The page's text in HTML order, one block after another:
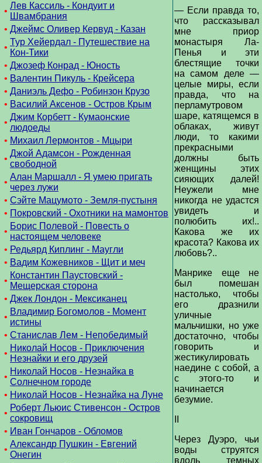
•
Лев Кассиль - Кондуит и
Швамбрания
• Джеймс Оливер Кервуд - Казан
•
Тур Хейердал - Путешествие на
Кон-Тики
• Джозеф Конрад - Юность
• Валентин Пикуль - Крейсера
• Даниэль Дефо - Робинзон Крузо
• Василий Аксенов - Остров Крым
•
Джим Корбетт - Кумаонские
людоеды
• Михаил Лермонтов - Мцыри
•
Джой Адамсон - Рожденная
свободной
•
Алан Маршалл - Я умею пригать
через лужи
• Сэйте Мацумото - Земля-пустыня
• Покровский - Охотники на мамонтов
•
Борис Полевой - Повесть о
настоящем человеке
• Редьярд Киплинг - Маугли
• Вадим Кожевников - Щит и меч
•
Константин Паустовский -
Мещерская сторона
• Джек Лондон - Мексиканец
•
Владимир Богомолов - Момент
истины
• Станислав Лем - Непобедимый
•
Николай Носов - Приключения
Незнайки и его друзей
•
Николай Носов - Незнайка в
Солнечном городе
• Николай Носов - Незнайка на Луне
•
Роберт Льюис Стивенсон - Остров
сокровищ
• Иван Гончаров - Обломов
•
Александр Пушкин - Евгений
Онегин
— Если правда то,
что рассказывал
мне приор
монастыря Ла-
Пенья и эти
блестящие точки
на самом деле —
целые миры, если
правда, что на
перламутровом
шаре, катящемся в
облаках, живут
люди, то какими
прекрасными
должны быть
женщины этих
сияющих далей!
Неужели мне
никогда не удастся
увидеть и
полюбить их!..
Какова же их
красота? Какова их
любовь?..
Манрике еще не
был помешан
настолько, чтобы
его дразнили
уличные
мальчишки, но уже
достаточно, чтобы
говорить и
жестикулировать
наедине с собой, а
с этого-то и
начинается
безумие.
Через Дуэро, чьи
воды струятся
вдоль темных